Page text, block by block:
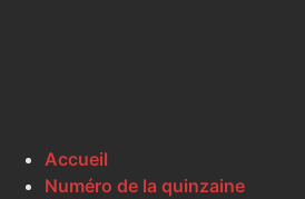
Accueil
Numéro de la quinzaine